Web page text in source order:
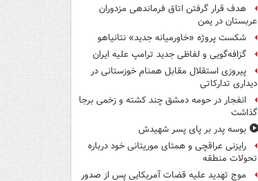
هدف قرار گرفتن اتاق‌ فرماندهی مزدوران
عربستان در یمن
شکست پروژه «خاورمیانه جدید» نتانیاهو
گزافه‌گویی و لفاظی جدید ترامپ علیه ایران
پیروزی استقلال مقابل همنام خوزستانی در
دیداری تدارکاتی
انفجار در حومه دمشق چند کشته و زخمی برجا
گذاشت
بوسه‌ پدر بر پای پسر شهیدش
رایزنی عراقچی و همتای موریتانی خود درباره
تحولات منطقه
موج تهدید علیه قضات آمریکایی پس از صدور